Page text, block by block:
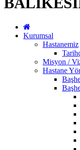
Kurumsal
Hastanemiz
Misyon /
Hastane